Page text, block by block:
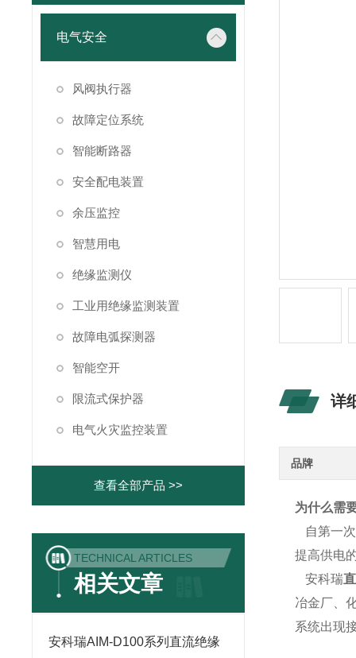
详
品牌
为什么需
自第一
提高供电
安科瑞
冶金厂、
系统出现
电气安全
风阀执行器
故障定位系统
智能断路器
安全配电装置
余压监控
智慧用电
绝缘监测仪
工业用绝缘监测装置
故障电弧探测器
智能空开
限流式保护器
电气火灾监控装置
查看全部产品 >>
TECHNICAL ARTICLES
相关文章
安科瑞AIM-D100系列直流绝缘